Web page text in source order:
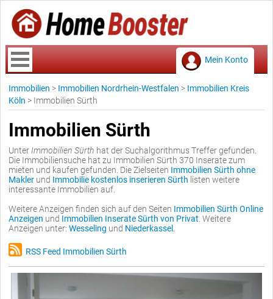
Mein Konto
Immobilien > Immobilien Nordrhein-Westfalen > Immobilien Kreis
Köln > Immobilien Sürth
Immobilien Sürth
Unter Immobilien Sürth hat der Suchalgorithmus Treffer gefunden.
Die Immobiliensuche hat zu Immobilien Sürth 370 Inserate zum
mieten und kaufen gefunden. Die Zielseiten Immobilien Sürth ohne
Makler und Immobilie kostenlos inserieren Sürth listen weitere
interessante Immobilien auf.
Weitere Anzeigen finden sich auf den Seiten Immobilien Sürth Online
Anzeigen und Immobilien Inserate Sürth von Privat . Weitere
Anzeigen unter: Wesseling und Niederkassel
RSS Feed Immobilien Sürth